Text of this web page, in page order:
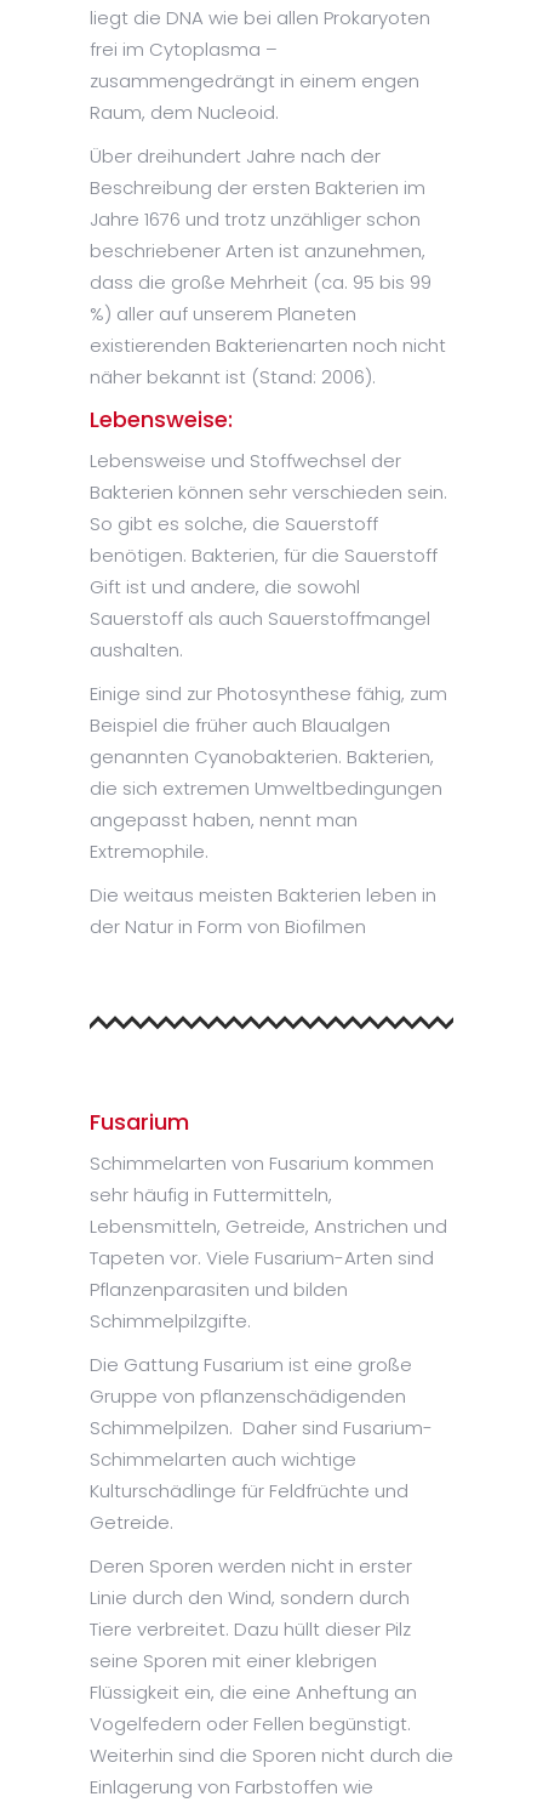
liegt die DNA wie bei allen Prokaryoten
frei im Cytoplasma –
zusammengedrängt in einem engen
Raum, dem Nucleoid.
Über dreihundert Jahre nach der
Beschreibung der ersten Bakterien im
Jahre 1676 und trotz unzähliger schon
beschriebener Arten ist anzunehmen,
dass die große Mehrheit (ca. 95 bis 99
%) aller auf unserem Planeten
existierenden Bakterienarten noch nicht
näher bekannt ist (Stand: 2006).
Lebensweise:
Lebensweise und Stoffwechsel der
Bakterien können sehr verschieden sein.
So gibt es solche, die Sauerstoff
benötigen. Bakterien, für die Sauerstoff
Gift ist und andere, die sowohl
Sauerstoff als auch Sauerstoffmangel
aushalten.
Einige sind zur Photosynthese fähig, zum
Beispiel die früher auch Blaualgen
genannten Cyanobakterien. Bakterien,
die sich extremen Umweltbedingungen
angepasst haben, nennt man
Extremophile.
Die weitaus meisten Bakterien leben in
der Natur in Form von Biofilmen
Fusarium
Schimmelarten von Fusarium kommen
sehr häufig in Futtermitteln,
Lebensmitteln, Getreide, Anstrichen und
Tapeten vor. Viele Fusarium-Arten sind
Pflanzenparasiten und bilden
Schimmelpilzgifte.
Die Gattung Fusarium ist eine große
Gruppe von pflanzenschädigenden
Schimmelpilzen. Daher sind Fusarium-
Schimmelarten auch wichtige
Kulturschädlinge für Feldfrüchte und
Getreide.
Deren Sporen werden nicht in erster
Linie durch den Wind, sondern durch
Tiere verbreitet. Dazu hüllt dieser Pilz
seine Sporen mit einer klebrigen
Flüssigkeit ein, die eine Anheftung an
Vogelfedern oder Fellen begünstigt.
Weiterhin sind die Sporen nicht durch die
Einlagerung von Farbstoffen wie